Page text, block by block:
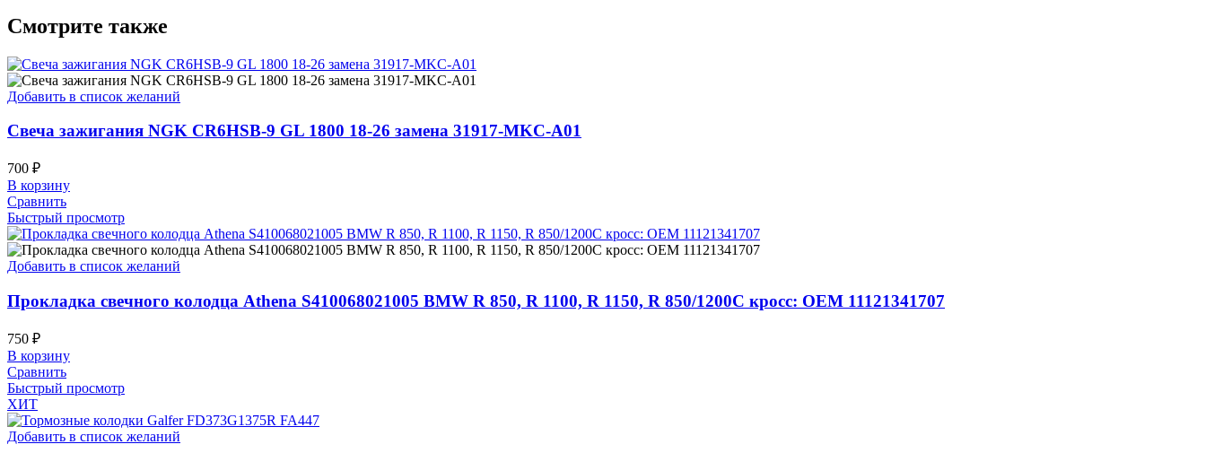
Смотрите также
Добавить в список желаний
Свеча зажигания NGK CR6HSB-9 GL 1800 18-26 замена 31917-MKC-A01
700 ₽
В корзину
Сравнить
Быстрый просмотр
Добавить в список желаний
Прокладка свечного колодца Athena S410068021005 BMW R 850, R 1100, R 1150, R 850/1200C кросс: OEM 11121341707
750 ₽
В корзину
Сравнить
Быстрый просмотр
ХИТ
Добавить в список желаний